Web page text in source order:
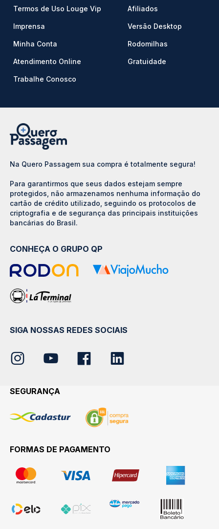
Termos de Uso Louge Vip
Imprensa
Minha Conta
Atendimento Online
Trabalhe Conosco
Afiliados
Versão Desktop
Rodomilhas
Gratuidade
Na Quero Passagem sua compra é totalmente segura!
Para garantirmos que seus dados estejam sempre
protegidos, não armazenamos nenhuma informação do
cartão de crédito utilizado, seguindo os protocolos de
criptografia e de segurança das principais instituições
bancárias do Brasil.
CONHEÇA O GRUPO QP
SIGA NOSSAS REDES SOCIAIS
SEGURANÇA
FORMAS DE PAGAMENTO